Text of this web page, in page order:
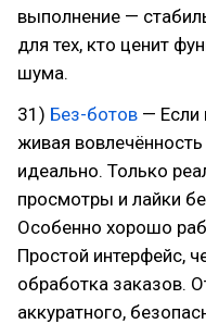
выполнение —
для тех, кто ценит
шума.
31) Без-ботов — Если
живая
идеально. Только
просмотры и лайки
Особенно хорошо
Простой интерфейс,
обработка заказов.
аккуратного,